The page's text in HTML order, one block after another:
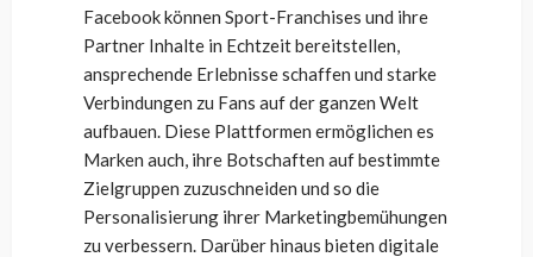
Facebook können Sport-Franchises und ihre
Partner Inhalte in Echtzeit bereitstellen,
ansprechende Erlebnisse schaffen und starke
Verbindungen zu Fans auf der ganzen Welt
aufbauen. Diese Plattformen ermöglichen es
Marken auch, ihre Botschaften auf bestimmte
Zielgruppen zuzuschneiden und so die
Personalisierung ihrer Marketingbemühungen
zu verbessern. Darüber hinaus bieten digitale